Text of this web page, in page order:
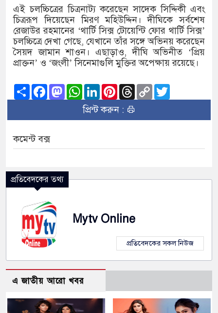
প্রধানমন্ত্রীর সঙ্গে নবনিযুক্ত
হামের উপসর্গে আরও ৬ প্রাণহানি,
অবশেষে পদত্যাগ করলেন ভারতের
জামায়াত ফেরেশতাদের দল নয়,
এই চলচ্চিত্রের চিত্রনাট্য করেছেন সাদেক সিদ্দিকী এবং
চিত্ররূপ দিয়েছেন মিরণ মহিউদ্দিন। দীঘিকে সর্বশেষ
রেজাউর রহমানের ‘থার্টি সিক্স টোয়েন্টি ফোর থার্টি সিক্স’
চলচ্চিত্রে দেখা গেছে, যেখানে তাঁর সঙ্গে অভিনয় করেছেন
সৈয়দ জামান শাওন। এছাড়াও, দীঘি অভিনীত ‘প্রিয়
প্রাক্তন’ ও ‘জংলী’ সিনেমাগুলি মুক্তির অপেক্ষায় রয়েছে।
ShareFacebook
Mastodon
WhatsApp
LinkedInPinterest
Threads
Copy
Link
প্রিন্ট করুন :
কমেন্ট বক্স
প্রতিবেদকের তথ্য
Mytv Online
প্রতিবেদকের সকল নিউজ
এ জাতীয় আরো খবর